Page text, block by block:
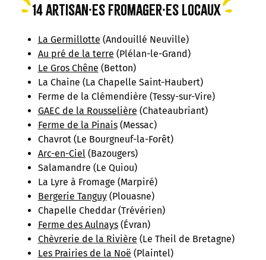
14 artisan·es fromager·es locaux
La Germillotte (Andouillé Neuville)
Au pré de la terre (Plélan-le-Grand)
Le Gros Chêne (Betton)
La Chaine (La Chapelle Saint-Haubert)
Ferme de la Clémendière (Tessy-sur-Vire)
GAEC de la Rousselière (Chateaubriant)
Ferme de la Pinais(Messac)
Chavrot (Le Bourgneuf-la-Forêt)
Arc-en-Ciel(Bazougers)
Salamandre (Le Quiou)
La Lyre à Fromage (Marpiré)
Bergerie Tanguy(Plouasne)
Chapelle Cheddar (Trévérien)
Ferme des Aulnays(Évran)
Chèvrerie de la Rivière (Le Theil de Bretagne)
Les Prairies de la Noë (Plaintel)